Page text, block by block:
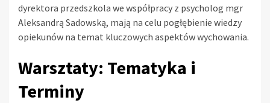
dyrektora przedszkola we współpracy z psycholog mgr
Aleksandrą Sadowską, mają na celu pogłębienie wiedzy
opiekunów na temat kluczowych aspektów wychowania.
Warsztaty: Tematyka i
Terminy